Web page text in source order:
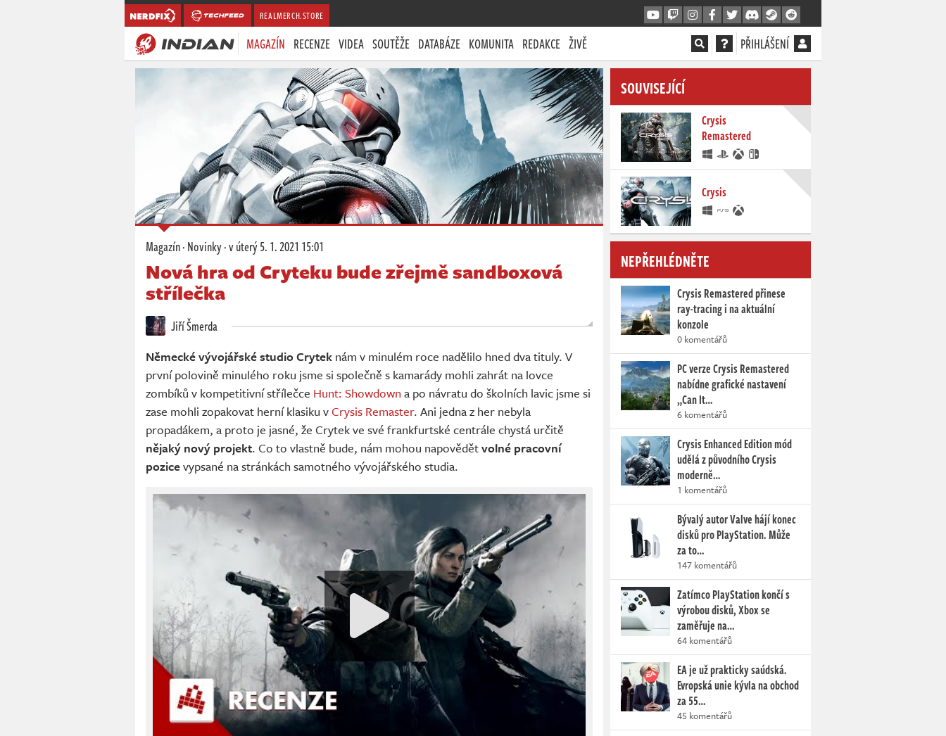
REALMERCH.STORE
MAGAZÍN RECENZE VIDEA SOUTĚŽE DATABÁZE KOMUNITA REDAKCE ŽIVĚ PŘIHLÁŠENÍ
Magazín·Novinky·v úterý5. 1. 2021 15:01
Nová hra od Cryteku bude zřejmě sandboxová
střílečka
Jiří Šmerda
Německé vývojářské studio Crytek nám v minulém roce nadělilo hned dva tituly. V
první polovině minulého roku jsme si společně s kamarády mohli zahrát na lovce
zombíků v kompetitivní střílečce Hunt: Showdown a po návratu do školních lavic jsme si
zase mohli zopakovat herní klasiku vCrysis Remaster. Ani jedna z her nebyla
propadákem, a proto je jasné, že Crytek ve své frankfurtské centrále chystá určitě
nějaký nový projekt. Co to vlastně bude, nám mohou napovědětvolné pracovní
pozicevypsané na stránkách samotného vývojářského studia.
SOUVISEJÍCÍ
Crysis
Remastered
Crysis
NEPŘEHLÉDNĚTE
Crysis Remastered přinese
ray-tracing i na aktuální
konzole
0 komentářů
PC verze Crysis Remastered
nabídne grafické nastavení
„Can It…
6 komentářů
Crysis Enhanced Edition mód
udělá z původního Crysis
moderně…
1 komentářů
Bývalý autor Valve hájí konec
disků pro PlayStation. Může
za to…
147 komentářů
Zatímco PlayStation končí s
výrobou disků, Xbox se
zaměřuje na…
64 komentářů
EA je už prakticky saúdská.
Evropská unie kývla na obchod
za 55…
45 komentářů